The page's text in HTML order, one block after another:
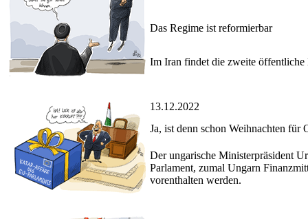
Das Regime ist reformierbar
Im Iran findet die zweite öffentliche
13.12.2022
Ja, ist denn schon Weihnachten für
Der ungarische Ministerpräsident
Parlament, zumal Ungarn
vorenthalten werden.